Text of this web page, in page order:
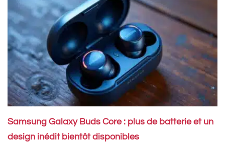
Samsung Galaxy Buds Core : plus de batterie et un
design inédit bientôt disponibles